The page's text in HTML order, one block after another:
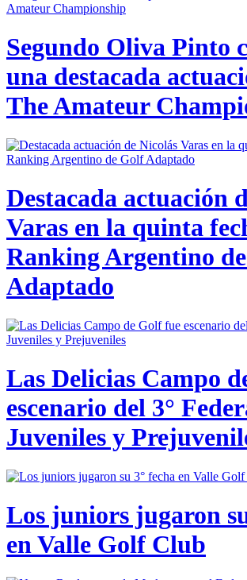
Segundo Oliva Pinto
una destacada
The Amateur
Destacada actuación
Varas en la quinta
Ranking Argentino
Adaptado
Las Delicias Campo
escenario del 3°
Juveniles y
Los juniors jugaron
en Valle Golf Club